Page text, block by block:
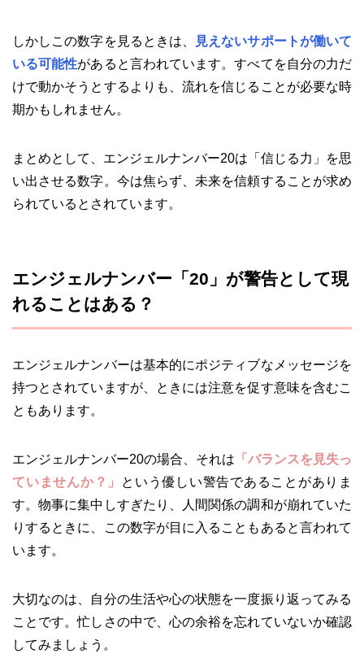
しかしこの数字を見るときは、
見えないサポートが働いて
いる可能性があると言われています。すべてを自分の力だ
けで動かそうとするよりも、流れを信じることが必要な時
期かもしれません。
まとめとして、エンジェルナンバー20は「信じる力」を思
い出させる数字。今は焦らず、未来を信頼することが求め
られているとされています。
エンジェルナンバー「20」が警告として現
れることはある？
エンジェルナンバーは基本的にポジティブなメッセージを
持つとされていますが、ときには注意を促す意味を含むこ
ともあります。
エンジェルナンバー20の場合、それは 「バランスを見失っ
ていませんか？」
という優しい警告であることがありま
す。物事に集中しすぎたり、人間関係の調和が崩れていた
りするときに、この数字が目に入ることもあると言われて
います。
大切なのは、自分の生活や心の状態を一度振り返ってみる
ことです。忙しさの中で、心の余裕を忘れていないか確認
してみましょう。